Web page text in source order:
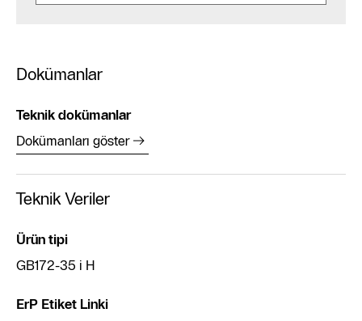
Dokümanlar
Teknik dokümanlar
Dokümanları göster
Teknik Veriler
Ürün tipi
GB172-35 i H
ErP Etiket Linki